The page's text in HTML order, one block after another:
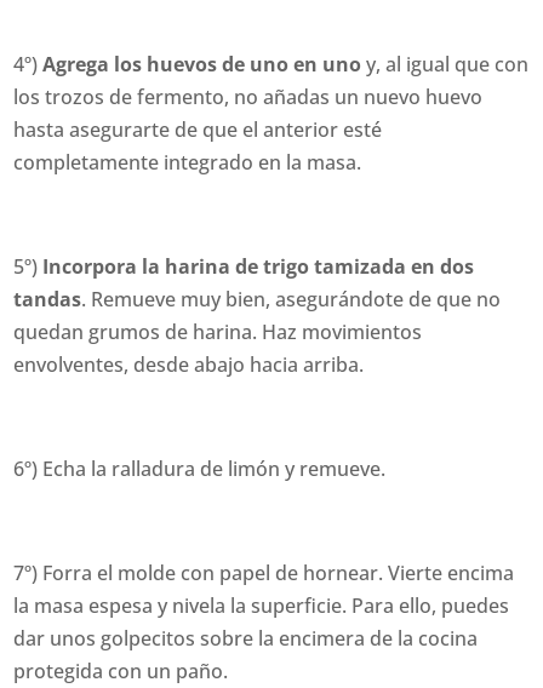
4º)Agrega los huevos de uno en unoy, al igual que con
los trozos de fermento, no añadas un nuevo huevo
hasta asegurarte de que el anterior esté
completamente integrado en la masa.
5º) Incorpora la harina de trigo tamizada en dos
tandas. Remueve muy bien, asegurándote de que no
quedan grumos de harina. Haz movimientos
envolventes, desde abajo hacia arriba.
6º) Echa la ralladura de limón y remueve.
7º) Forra el molde con papel de hornear. Vierte encima
la masa espesa y nivela la superficie. Para ello, puedes
dar unos golpecitos sobre la encimera de la cocina
protegida con un paño.